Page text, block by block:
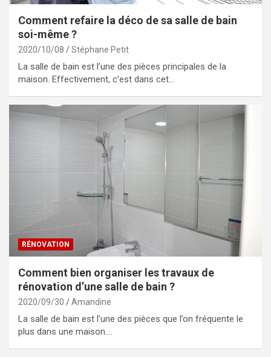
Comment refaire la déco de sa salle de bain
soi-même ?
2020/10/08 Stéphane Petit
La salle de bain est l’une des pièces principales de la
maison. Effectivement, c’est dans cet…
RÉNOVATION
Comment bien organiser les travaux de
rénovation d’une salle de bain ?
2020/09/30 Amandine
La salle de bain est l’une des pièces que l’on fréquente le
plus dans une maison.…